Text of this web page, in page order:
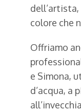
colore che
Offriamo
e Simona,
d’acqua, a